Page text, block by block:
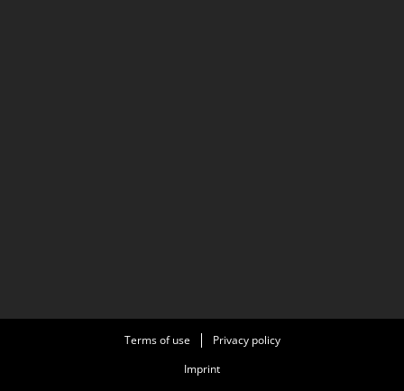
Terms of use
Privacy policy
Imprint